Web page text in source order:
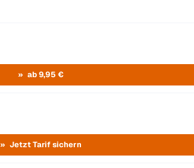
ab 9,95 €
Jetzt Tarif sichern